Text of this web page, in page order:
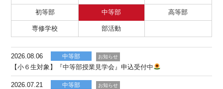
初等部 中等部 高等部
専修学校 部活動
2026.08.06 中等部 お知らせ
【小６生対象】『中等部授業見学会』申込受付中
2026.07.21 中等部 お知らせ